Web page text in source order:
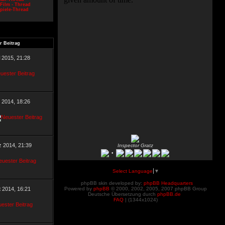
- Thread
Thread
Beitrag
2015, 21:28
2014, 18:26
2014, 21:39
16:21
Inspector Gratz
•
Select Language ▼
phpBB skin developed by: phpBB Headquarters
Powered by phpBB © 2000, 2002, 2005, 2007 phpBB Group
Deutsche Übersetzung durch phpBB.de
FAQ| (1344x1024)